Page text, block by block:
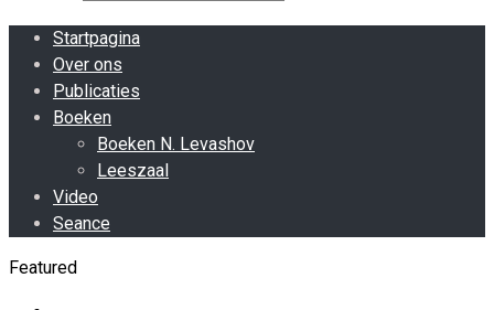
Startpagina
Over ons
Publicaties
Boeken
Boeken N. Levashov
Leeszaal
Video
Seance
Featured